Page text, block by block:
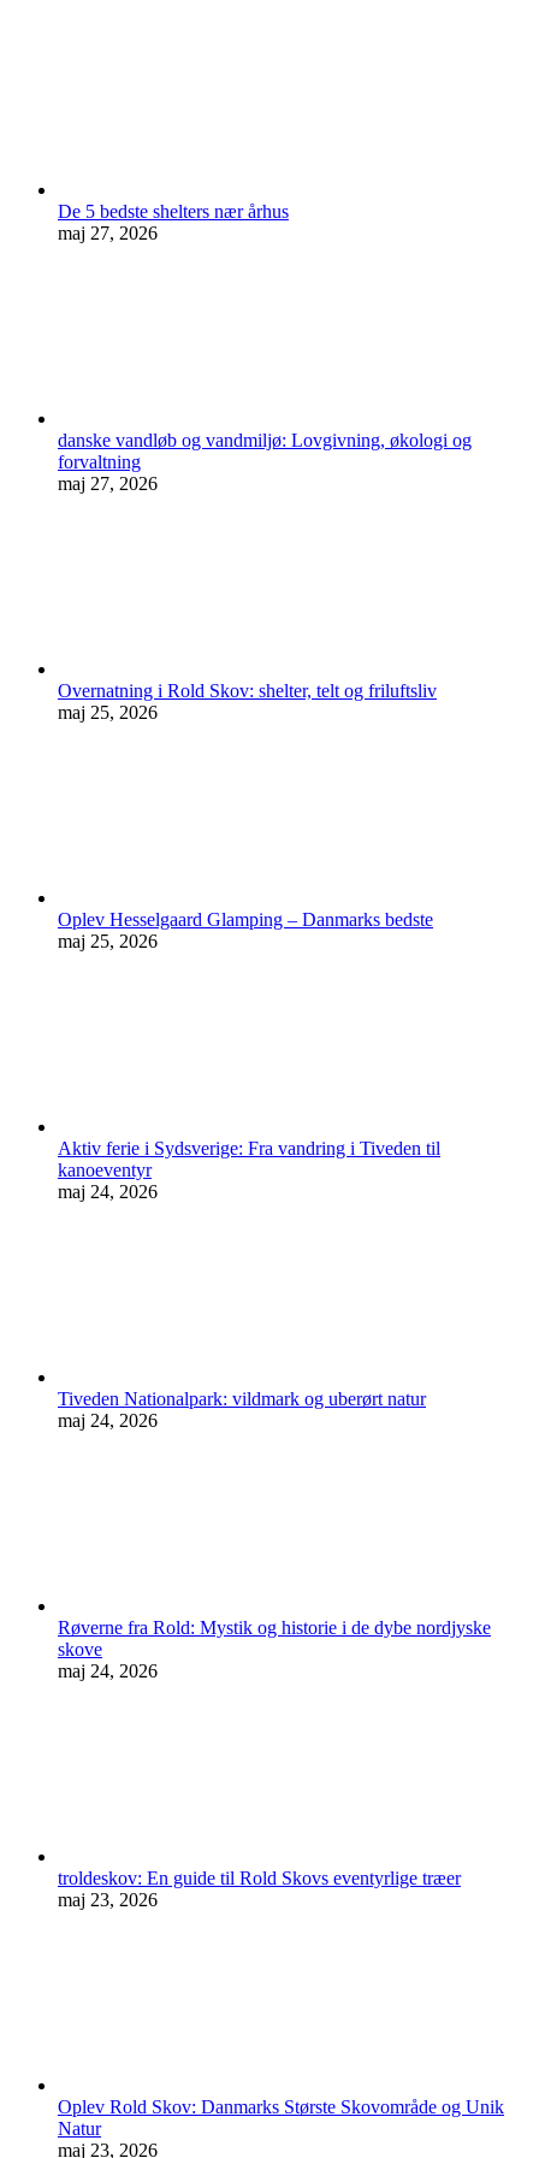
De 5 bedste shelters nær århus
maj 27, 2026
danske vandløb og vandmiljø: Lovgivning, økologi og
forvaltning
maj 27, 2026
Overnatning i Rold Skov: shelter, telt og friluftsliv
maj 25, 2026
Oplev Hesselgaard Glamping – Danmarks bedste
maj 25, 2026
Aktiv ferie i Sydsverige: Fra vandring i Tiveden til
kanoeventyr
maj 24, 2026
Tiveden Nationalpark: vildmark og uberørt natur
maj 24, 2026
Røverne fra Rold: Mystik og historie i de dybe nordjyske
skove
maj 24, 2026
troldeskov: En guide til Rold Skovs eventyrlige træer
maj 23, 2026
Oplev Rold Skov: Danmarks Største Skovområde og Unik
Natur
maj 23, 2026